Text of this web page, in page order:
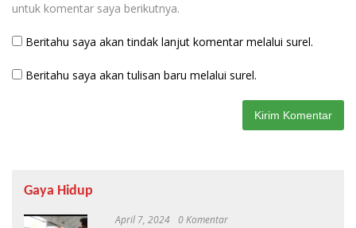
untuk komentar saya berikutnya.
Beritahu saya akan tindak lanjut komentar melalui surel.
Beritahu saya akan tulisan baru melalui surel.
Gaya Hidup
April 7, 2024 0 Komentar